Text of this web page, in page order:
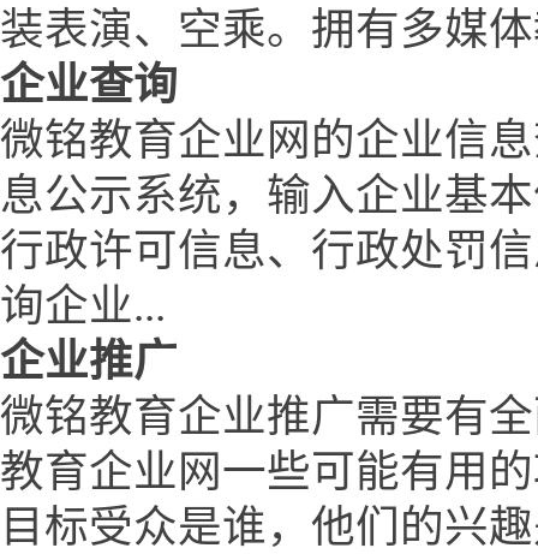
装表演、空乘。拥有多媒
企业查询
微铭教育企业网的企业信
息公示系统，输入企业基
行政许可信息、行政处罚
询企业...
企业推广
微铭教育企业推广需要有
教育企业网一些可能有用
目标受众是谁，他们的兴